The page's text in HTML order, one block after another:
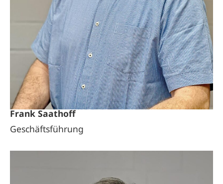
Frank Saathoff
Geschäftsführung